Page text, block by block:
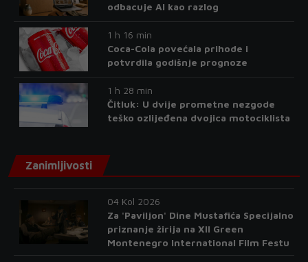
odbacuje AI kao razlog
1 h 16 min
Coca-Cola povećala prihode i
potvrdila godišnje prognoze
1 h 28 min
Čitluk: U dvije prometne nezgode
teško ozlijeđena dvojica motociklista
Zanimljivosti
04 Kol 2026
Za 'Paviljon' Dine Mustafića Specijalno
priznanje žirija na XII Green
Montenegro International Film Festu